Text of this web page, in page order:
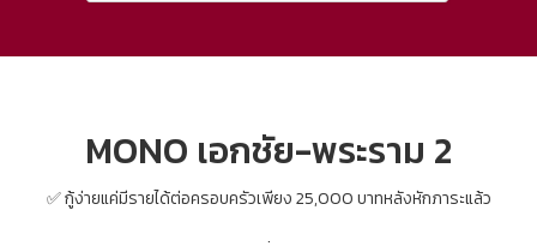
MONO เอกชัย-พระราม 2
✅ กู้ง่ายแค่มีรายได้ต่อครอบครัวเพียง 25,000 บาทหลังหักภาระแล้ว
.